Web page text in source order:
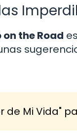
on the Road
de Mi Vida"